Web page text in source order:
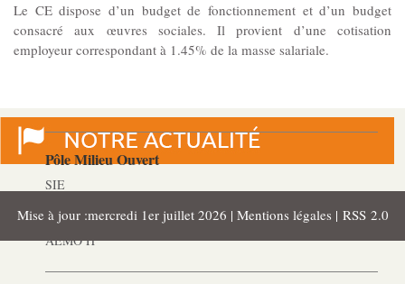
Les Pôles
Pôle Milieu Ouvert
SIE
AEMO
AEMO H
Le CE dispose d’un budget de fonctionnement et d’un budget
consacré aux œuvres sociales. Il provient d’une cotisation
employeur correspondant à 1.45% de la masse salariale.
Mise à jour :mercredi 1er juillet 2026 | Mentions légales | RSS 2.0